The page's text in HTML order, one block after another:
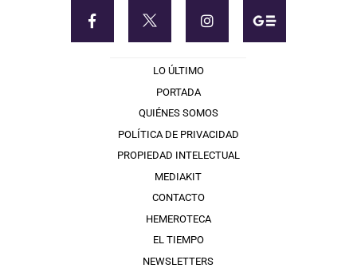
LO ÚLTIMO
PORTADA
QUIÉNES SOMOS
POLÍTICA DE PRIVACIDAD
PROPIEDAD INTELECTUAL
MEDIAKIT
CONTACTO
HEMEROTECA
EL TIEMPO
NEWSLETTERS